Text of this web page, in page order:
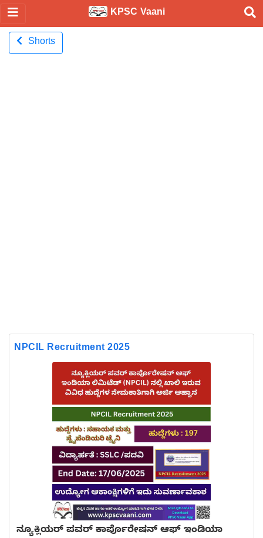
KPSC Vaani
Shorts
NPCIL Recruitment 2025
ನ್ಯೂಕ್ಲಿಯರ್ ಪವರ್ ಕಾರ್ಪೊರೇಷನ್ ಆಫ್ ಇಂಡಿಯಾ